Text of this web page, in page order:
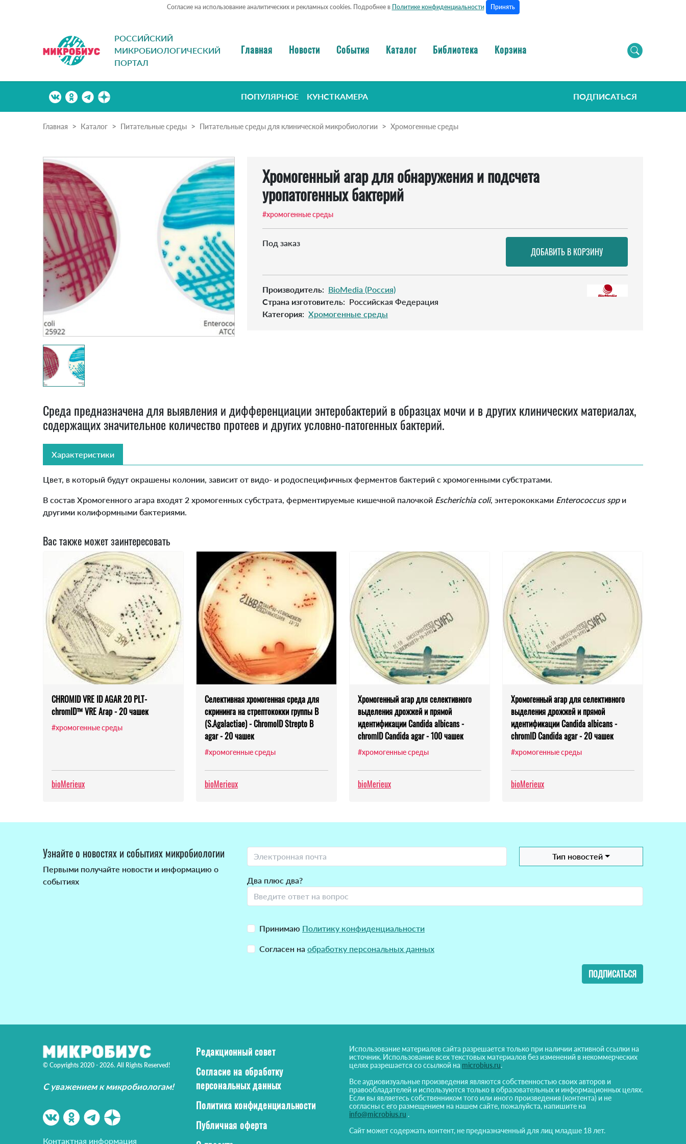
Согласие на использование аналитических и рекламных cookies. Подробнее в Политике конфиденциальности Принять
РОССИЙСКИЙ
МИКРОБИОЛОГИЧЕСКИЙ
ПОРТАЛ
Главная Новости События Каталог Библиотека Корзина
ПОПУЛЯРНОЕ КУНСТКАМЕРА ПОДПИСАТЬСЯ
Главная Каталог Питательные среды Питательные среды для клинической микробиологии Хромогенные среды
Хромогенный агар для обнаружения и подсчета
уропатогенных бактерий
#хромогенные среды
Под заказ
Производитель: BioMedia (Россия)
Страна изготовитель: Российская Федерация
Категория: Хромогенные среды
Среда предназначена для выявления и дифференциации энтеробактерий в образцах мочи и в других клинических материалах,
содержащих значительное количество протеев и других условно-патогенных бактерий.
Характеристики
Цвет, в который будут окрашены колонии, зависит от видо- и родоспецифичных ферментов бактерий с хромогенными субстратами.
В состав Хромогенного агара входят 2 хромогенных субстрата, ферментируемые кишечной палочкой Escherichia coli, энтерококками Enterococcus sppи
другими колиформными бактериями.
Вас также может заинтересовать
CHROMID VRE ID AGAR 20 PLT-
chromID™ VRE Агар - 20 чашек
#хромогенные среды
bioMerieux
Селективная хромогенная среда для
скрининга на стрептококки группы В
(S.Agalactiae) - ChromoID Strepto B
agar - 20 чашек
#хромогенные среды
bioMerieux
Хромогенный агар для селективного
выделения дрожжей и прямой
идентификации Candida albicans -
chromID Candida agar - 100 чашек
#хромогенные среды
bioMerieux
Хромогенный агар для селективного
выделения дрожжей и прямой
идентификации Candida albicans -
chromID Candida agar - 20 чашек
#хромогенные среды
bioMerieux
Узнайте о новостях и событиях микробиологии
Первыми получайте новости и информацию о
событиях
Тип новостей
Два плюс два?
Принимаю Политику конфиденциальности
Согласен на обработку персональных данных
ПОДПИСАТЬСЯ
© Copyrights 2020 - 2026. All Rights Reserved!
С уважением к микробиологам!
Контактная информация
Редакционный совет
Согласие на обработку
персональных данных
Политика конфиденциальности
Публичная оферта
Использование материалов сайта разрешается только при наличии активной ссылки на
источник. Использование всех текстовых материалов без изменений в некоммерческих
целях разрешается со ссылкой на microbius.ru.
Все аудиовизуальные произведения являются собственностью своих авторов и
правообладателей и используются только в образовательных и информационных целях.
Если вы являетесь собственником того или иного произведения (контента) и не
согласны с его размещением на нашем сайте, пожалуйста, напишите на
info@microbius.ru .
Сайт может содержать контент, не предназначенный для лиц младше 18 лет.